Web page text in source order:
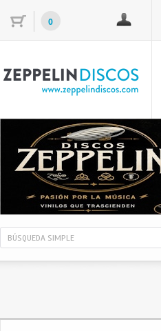
0